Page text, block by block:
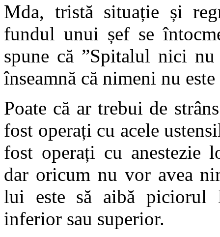
Mda, tristă situație și
fundul unui șef se
spune că ”Spitalul nici nu
înseamnă că nimeni nu
Poate că ar trebui de
fost operați cu acele
fost operați cu anestezie
dar oricum nu vor avea
lui este să aibă piciorul
inferior sau superior.